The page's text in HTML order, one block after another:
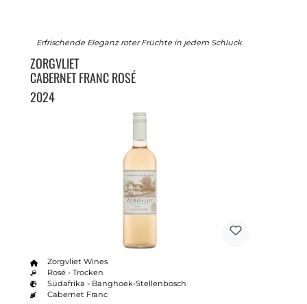
Erfrischende Eleganz roter Früchte in jedem Schluck.
ZORGVLIET
CABERNET FRANC ROSÉ
2024
Zorgvliet Wines
Rosé - Trocken
Südafrika - Banghoek-Stellenbosch
Cabernet Franc